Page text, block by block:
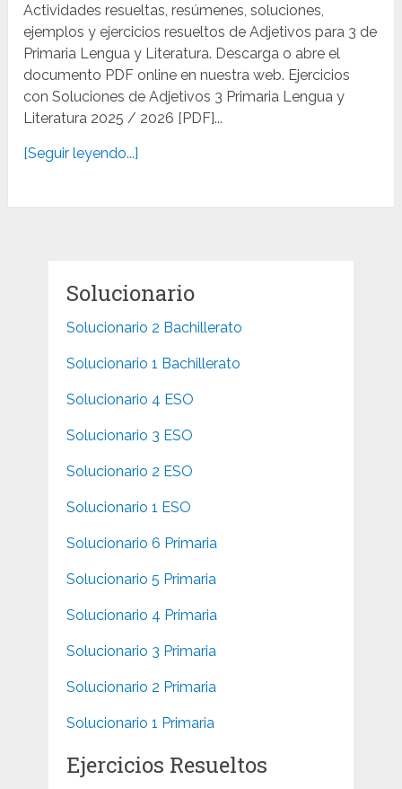
Actividades resueltas, resúmenes, soluciones,
ejemplos y ejercicios resueltos de Adjetivos para 3 de
Primaria Lengua y Literatura. Descarga o abre el
documento PDF online en nuestra web. Ejercicios
con Soluciones de Adjetivos 3 Primaria Lengua y
Literatura 2025 / 2026 [PDF]...
[Seguir leyendo...]
Solucionario
Solucionario 2 Bachillerato
Solucionario 1 Bachillerato
Solucionario 4 ESO
Solucionario 3 ESO
Solucionario 2 ESO
Solucionario 1 ESO
Solucionario 6 Primaria
Solucionario 5 Primaria
Solucionario 4 Primaria
Solucionario 3 Primaria
Solucionario 2 Primaria
Solucionario 1 Primaria
Ejercicios Resueltos